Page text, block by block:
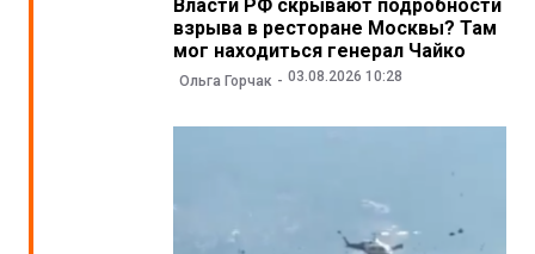
Власти РФ скрывают подробности
взрыва в ресторане Москвы? Там
мог находиться генерал Чайко
Ольга Горчак 03.08.2026 10:28